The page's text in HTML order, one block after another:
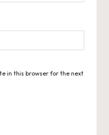
in this browser for the next